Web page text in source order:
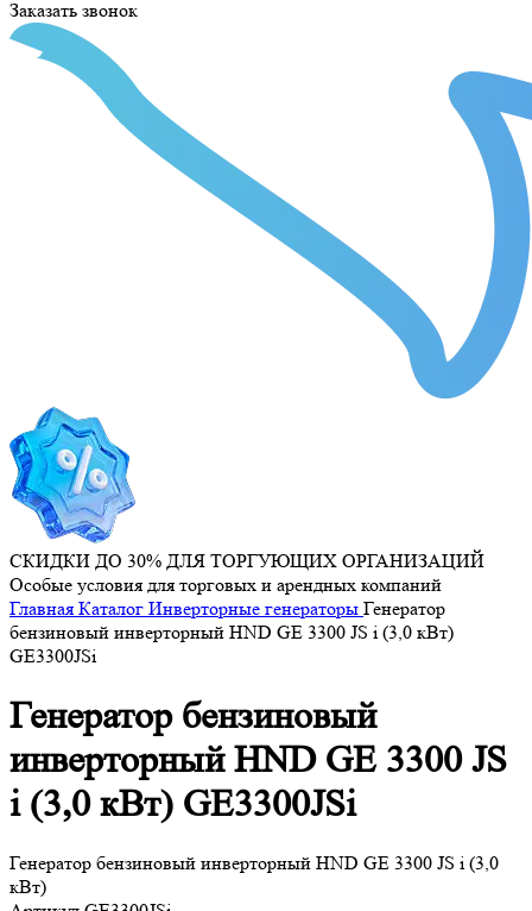
Заказать звонок
СКИДКИ ДО 30% ДЛЯ ТОРГУЮЩИХ ОРГАНИЗАЦИЙ
Особые условия для торговых и арендных компаний
Главная Каталог Инверторные генераторы Генератор
бензиновый инверторный HND GE 3300 JS i (3,0 кВт)
GE3300JSi
Генератор бензиновый
инверторный HND GE 3300 JS
i (3,0 кВт) GE3300JSi
Генератор бензиновый инверторный HND GE 3300 JS i (3,0
кВт)